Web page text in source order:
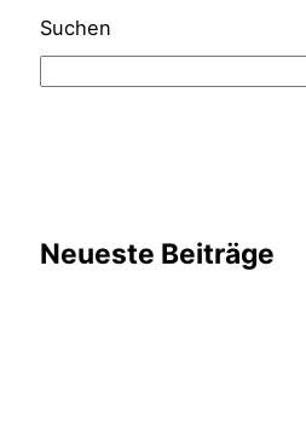
Suchen
Neueste Beiträge